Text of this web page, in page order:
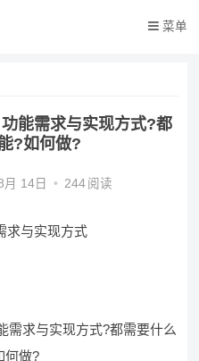
菜单
能需求与实现方式?都
?如何做?
14日 • 244 阅读
求与实现方式